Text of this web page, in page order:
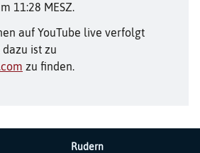
11:28 MESZ.
auf YouTube live verfolgt
ist zu
zu finden.
Rudern